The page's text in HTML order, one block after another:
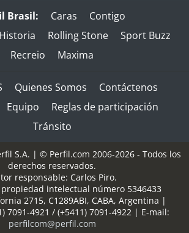
Brasil: Caras
Contigo
Rolling Stone
Sport Buzz
Recreio
Maxima
Quienes Somos
Contáctenos
Equipo
Reglas de participación
Tránsito
S.A. | © Perfil.com 2006-2026 - Todos los
derechos reservados.
responsable: Carlos Piro.
intelectual número 5346433
2715, C1289ABI, CABA, Argentina |
7091-4921 / (+5411) 7091-4922 | E-mail:
perfilcom@perfil.com